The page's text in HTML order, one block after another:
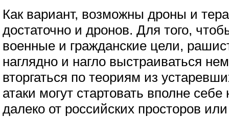
Как вариант, возможны дроны и
достаточно и дронов. Для того,
военные и гражданские цели,
наглядно и нагло выстраиваться
вторгаться по теориям из
атаки могут стартовать вполне
далеко от российских просторов